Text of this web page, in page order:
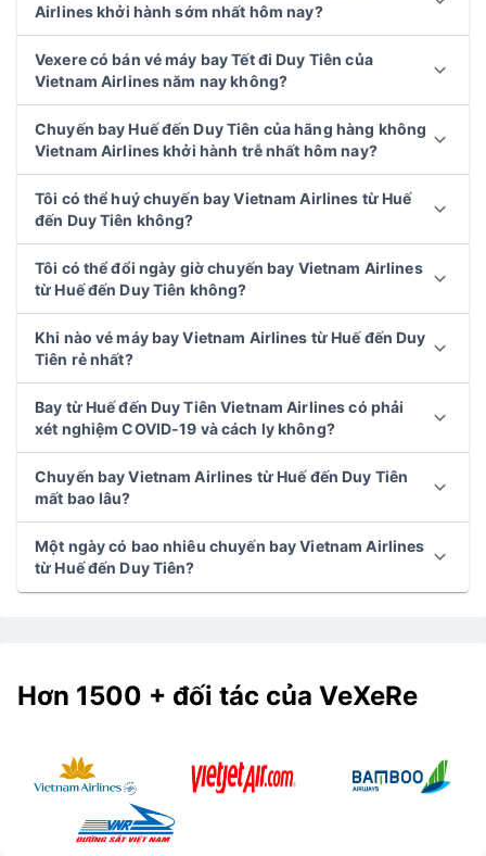
Airlines khởi hành sớm nhất hôm nay?
Vexere có bán vé máy bay Tết đi Duy Tiên của
Vietnam Airlines năm nay không?
Chuyến bay Huế đến Duy Tiên của hãng hàng không
Vietnam Airlines khởi hành trễ nhất hôm nay?
Tôi có thể huý chuyến bay Vietnam Airlines từ Huế
đến Duy Tiên không?
Tôi có thể đổi ngày giờ chuyến bay Vietnam Airlines
từ Huế đến Duy Tiên không?
Khi nào vé máy bay Vietnam Airlines từ Huế đến Duy
Tiên rẻ nhất?
Bay từ Huế đến Duy Tiên Vietnam Airlines có phải
xét nghiệm COVID-19 và cách ly không?
Chuyến bay Vietnam Airlines từ Huế đến Duy Tiên
mất bao lâu?
Một ngày có bao nhiêu chuyến bay Vietnam Airlines
từ Huế đến Duy Tiên?
Hơn 1500 + đối tác của VeXeRe